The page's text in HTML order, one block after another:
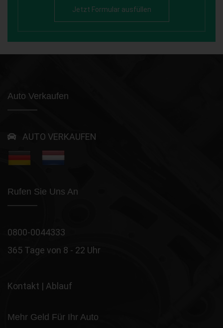
Jetzt Formular ausfüllen
Auto Verkaufen
AUTO VERKAUFEN
Rufen Sie Uns An
0800-0044333
365 Tage von 8 - 22 Uhr
Kontakt | Ablauf
Mehr Geld Für Ihr Auto